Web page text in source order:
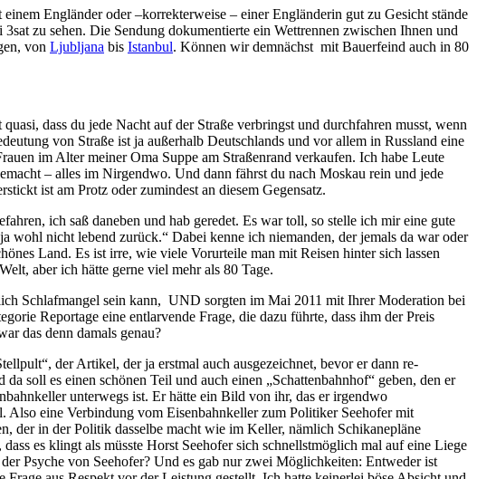
Engländer oder –korrekterweise – einer Engländerin gut zu Gesicht stände
zu sehen. Die Sendung dokumentierte ein Wettrennen zwischen Ihnen und
von Ljubljana bis Istanbul. Können wir demnächst mit Bauerfeind auch in 80
dass du jede Nacht auf der Straße verbringst und durchfahren musst, wenn
von Straße ist ja außerhalb Deutschlands und vor allem in Russland eine
im Alter meiner Oma Suppe am Straßenrand verkaufen. Ich habe Leute
– alles im Nirgendwo. Und dann fährst du nach Moskau rein und jede
ist am Protz oder zumindest an diesem Gegensatz.
ich saß daneben und hab geredet. Es war toll, so stelle ich mir eine gute
wohl nicht lebend zurück.“ Dabei kenne ich niemanden, der jemals da war oder
Land. Es ist irre, wie viele Vorurteile man mit Reisen hinter sich lassen
aber ich hätte gerne viel mehr als 80 Tage.
Schlafmangel sein kann, UND sorgten im Mai 2011 mit Ihrer Moderation bei
Reportage eine entlarvende Frage, die dazu führte, dass ihm der Preis
das denn damals genau?
der Artikel, der ja erstmal auch ausgezeichnet, bevor er dann re-
soll es einen schönen Teil und auch einen „Schattenbahnhof“ geben, den er
unterwegs ist. Er hätte ein Bild von ihr, das er irgendwo
eine Verbindung vom Eisenbahnkeller zum Politiker Seehofer mit
der in der Politik dasselbe macht wie im Keller, nämlich Schikanepläne
es klingt als müsste Horst Seehofer sich schnellstmöglich mal auf eine Liege
Psyche von Seehofer? Und es gab nur zwei Möglichkeiten: Entweder ist